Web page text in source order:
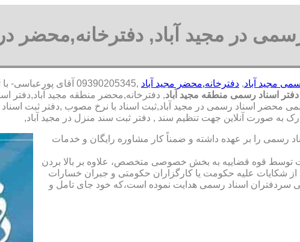
در مجید آباد, دفترخانه,محضر در
مجید آباد, دفترخانه,محضر مجید آباد
,09390205345 آقای
دفتر اسناد رسمی منطقه مجید آباد, دفترخانه,محضر منطقه مجید آباد,دفتر
محضر اسناد رسمی در مجید آباد,ثبت اسناد با نرخ مصوب ,دفتر ثبت
صورت آنلاین جهت تنظیم سند , دفتر ثبت سند منزل در مجید آباد,
رسمی را بر عهده داشته و ضمناً کار مشاوره رایگان و خدمات
توسط قوه قضاییه به بخش خصوصی متخصص، علاوه بر بالا بردن
شکایات علیه حکومت یا کارگزاران حکومتی و جبران خسارات
سردفتران اسناد رسمی هدایت نموده است،که خود جای تامل و